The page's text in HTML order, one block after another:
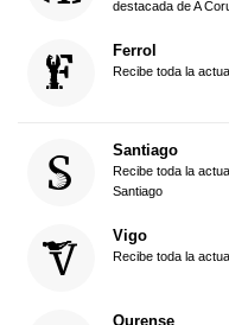
destacada de A
Ferrol
Recibe toda la
Santiago
Recibe toda la
Santiago
Vigo
Recibe toda la
Ourense